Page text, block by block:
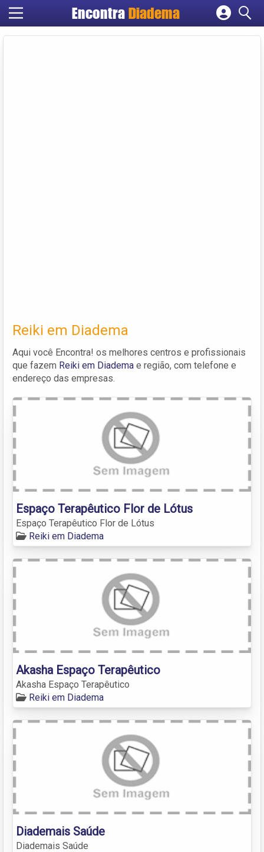
EncontraDiadema
Cadastrar empresa
Reiki em Diadema
Aqui você Encontra! os melhores centros e profissionais
que fazem Reiki em Diadema e região, com telefone e
endereço das empresas.
Espaço Terapêutico Flor de Lótus
Espaço Terapêutico Flor de Lótus
Reiki em Diadema
Akasha Espaço Terapêutico
Akasha Espaço Terapêutico
Reiki em Diadema
Diademais Saúde
Diademais Saúde